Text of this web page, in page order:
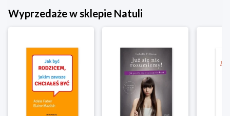
Wyprzedaże w sklepie Natuli